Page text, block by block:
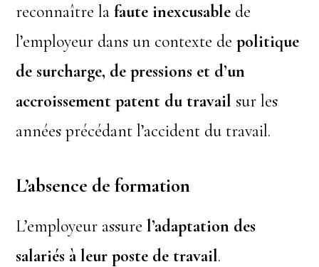
reconnaître lafaute inexcusable de
l’employeur dans un contexte depolitique
de surcharge, de pressions et d’un
accroissement patent du travail sur les
années précédant l’accident du travail.
L’absence de formation
L’employeur assurel’adaptation des
salariés à leur poste de travail.